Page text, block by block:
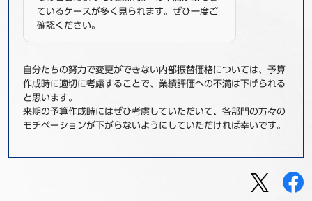
ているケースが多く見られます。ぜひ一度ご
確認ください。
自分たちの努力で変更ができない内部振替価格については、予算
作成時に適切に考慮することで、業績評価への不満は下げられる
と思います。
来期の予算作成時にはぜひ考慮していただいて、各部門の方々の
モチベーションが下がらないようにしていただければ幸いです。